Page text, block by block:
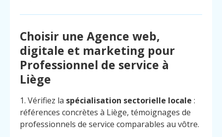
Choisir une Agence web,
digitale et marketing pour
Professionnel de service à
Liège
1. Vérifiez la spécialisation sectorielle locale :
références concrètes à Liège, témoignages de
professionnels de service comparables au vôtre.